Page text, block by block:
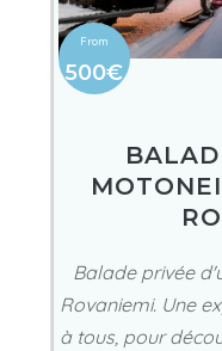
500€
Balade privée
Rovaniemi. Une
à tous, pour